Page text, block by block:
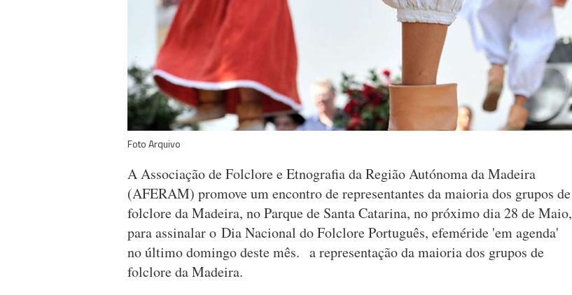
Foto Arquivo
A Associação de Folclore e Etnografia da Região Autónoma da Madeira
(AFERAM) promove um encontro de representantes da maioria dos grupos de
folclore da Madeira, no Parque de Santa Catarina, no próximo dia 28 de Maio,
para assinalar o Dia Nacional do Folclore Português, efeméride 'em agenda'
no último domingo deste mês. a representação da maioria dos grupos de
folclore da Madeira.